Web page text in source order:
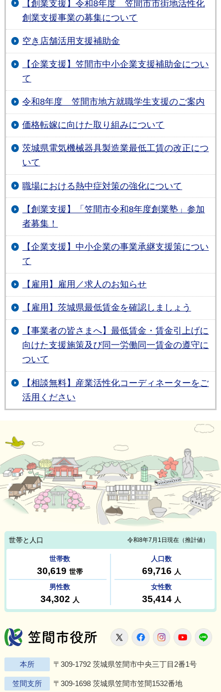
【創業支援】令和8年度 笠間市市街地活性化
創業支援事業の募集について
空き店舗活用支援補助金
【企業支援】笠間市中小企業支援補助金につい
て
令和8年度 笠間市地方就職学生支援のご案内
価格転嫁に向けた取り組みについて
茨城県電気機械器具製造業最低工賃の改正につ
いて
職場における熱中症対策の強化について
【創業支援】「笠間市令和8年度創業塾」参加
者募集！
【企業支援】中小企業の事業承継支援策につい
て
【雇用】雇用／求人のお知らせ
【雇用】茨城県最低賃金を確認しましょう
【事業者の皆さまへ】最低賃金・賃金引上げに
向けた支援施策及び同一労働同一賃金の遵守に
ついて
【相談無料】産業活性化コーディネーターをご
活用ください
笠間市役所
X FacebookInstagram
本所 〒309-1792 茨城県笠間市中央三丁目2番1号
笠間支所 〒309-1698 茨城県笠間市笠間1532番地